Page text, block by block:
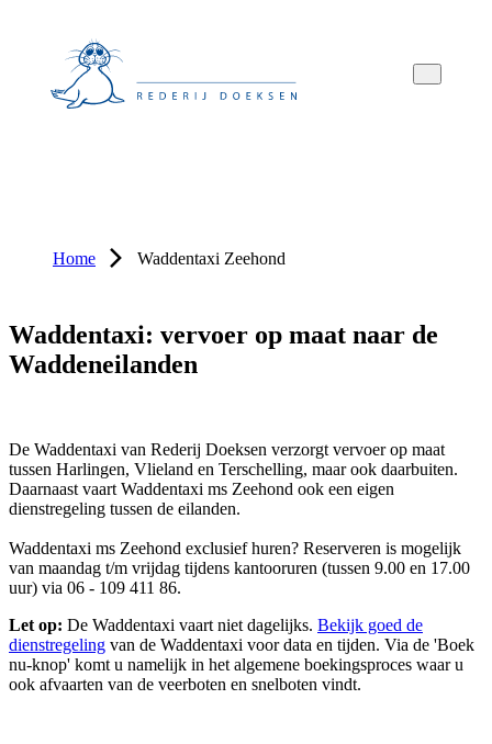
Overslaan
naar
hoofdnavigatie
Overslaan
naar
hoofdinhoud
Overslaan
naar
voettekstinhoud
Home Waddentaxi Zeehond
Waddentaxi: vervoer op maat naar de
Waddeneilanden
De Waddentaxi van Rederij Doeksen verzorgt vervoer op maat
tussen Harlingen, Vlieland en Terschelling, maar ook daarbuiten.
Daarnaast vaart Waddentaxi ms Zeehond ook een eigen
dienstregeling tussen de eilanden.
Waddentaxi ms Zeehond exclusief huren? Reserveren is mogelijk
van maandag t/m vrijdag tijdens kantooruren (tussen 9.00 en 17.00
uur) via 06 - 109 411 86.
Let op: De Waddentaxi vaart niet dagelijks. Bekijk goed de
dienstregeling van de Waddentaxi voor data en tijden. Via de 'Boek
nu-knop' komt u namelijk in het algemene boekingsproces waar u
ook afvaarten van de veerboten en snelboten vindt.